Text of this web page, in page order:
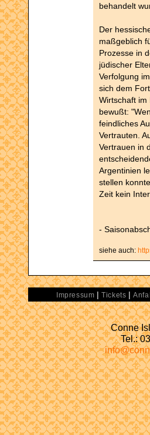
behandelt
Der
maßgeblich
Prozesse in
jüdischer
Verfolgung
sich dem
Wirtschaft im
bewußt:
feindliches
Vertrauten.
Vertrauen in
Argentinien
stellen
Zeit kein
-
siehe auch:
Impressum |Tickets |
Conne
Tel.: